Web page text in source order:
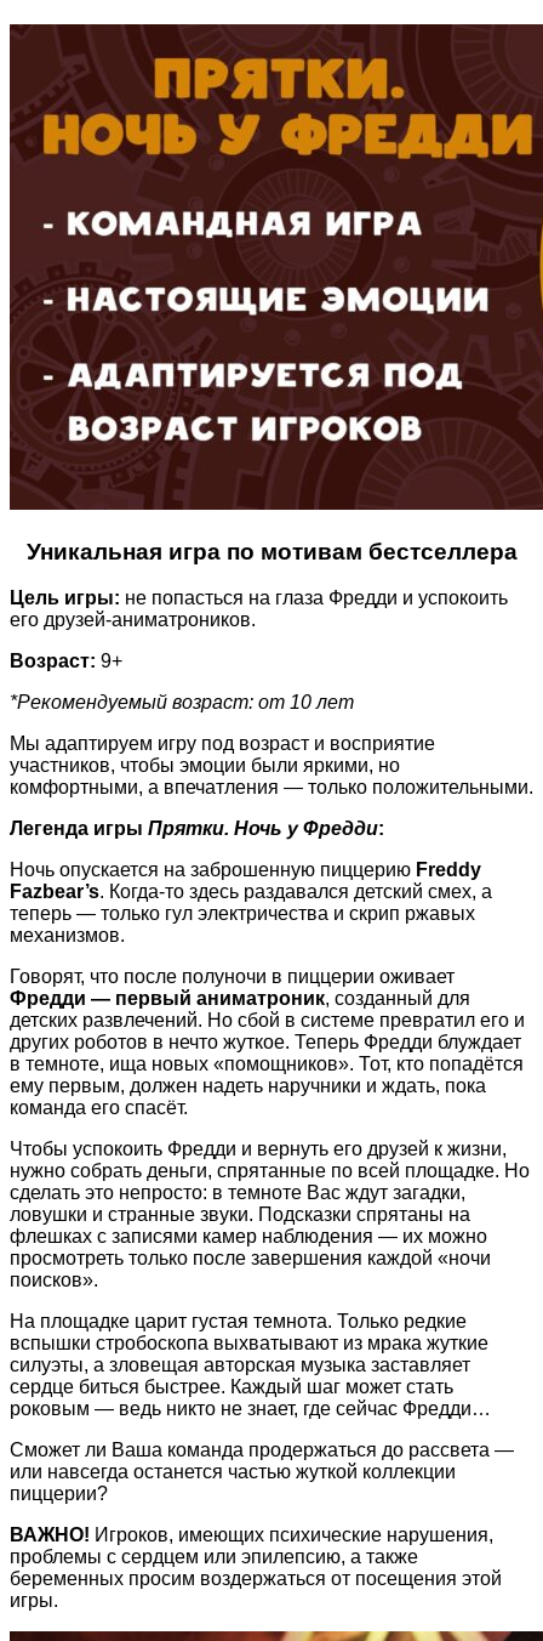
Уникальная игра по мотивам бестселлера
Цель игры: не попасться на глаза Фредди и успокоить
его друзей-аниматроников.
Возраст: 9+
*Рекомендуемый возраст: от 10 лет
Мы адаптируем игру под возраст и восприятие
участников, чтобы эмоции были яркими, но
комфортными, а впечатления — только положительными.
Легенда игры Прятки. Ночь у Фредди:
Ночь опускается на заброшенную пиццерию Freddy
Fazbear’s. Когда-то здесь раздавался детский смех, а
теперь — только гул электричества и скрип ржавых
механизмов.
Говорят, что после полуночи в пиццерии оживает
Фредди — первый аниматроник, созданный для
детских развлечений. Но сбой в системе превратил его и
других роботов в нечто жуткое. Теперь Фредди блуждает
в темноте, ища новых «помощников». Тот, кто попадётся
ему первым, должен надеть наручники и ждать, пока
команда его спасёт.
Чтобы успокоить Фредди и вернуть его друзей к жизни,
нужно собрать деньги, спрятанные по всей площадке. Но
сделать это непросто: в темноте Вас ждут загадки,
ловушки и странные звуки. Подсказки спрятаны на
флешках с записями камер наблюдения — их можно
просмотреть только после завершения каждой «ночи
поисков».
На площадке царит густая темнота. Только редкие
вспышки стробоскопа выхватывают из мрака жуткие
силуэты, а зловещая авторская музыка заставляет
сердце биться быстрее. Каждый шаг может стать
роковым — ведь никто не знает, где сейчас Фредди…
Сможет ли Ваша команда продержаться до рассвета —
или навсегда останется частью жуткой коллекции
пиццерии?
ВАЖНО! Игроков, имеющих психические нарушения,
проблемы с сердцем или эпилепсию, а также
беременных просим воздержаться от посещения этой
игры.